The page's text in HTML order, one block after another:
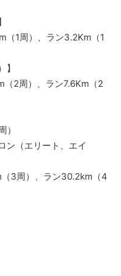
（1周）、ラン3.2Km（1
（2周）、ラン7.6Km（2
）
ン（エリート、エイ
3周）、ラン30.2km（4